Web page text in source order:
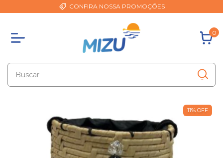
CONFIRA NOSSA PROMOÇÕES
0
11% OFF